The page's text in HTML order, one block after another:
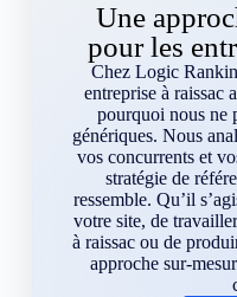
Une
pour les
Chez Logic
entreprise à raissac
pourquoi nous ne
génériques. Nous
vos concurrents et
stratégie de
ressemble. Qu’il
votre site, de
à raissac ou de
approche sur-